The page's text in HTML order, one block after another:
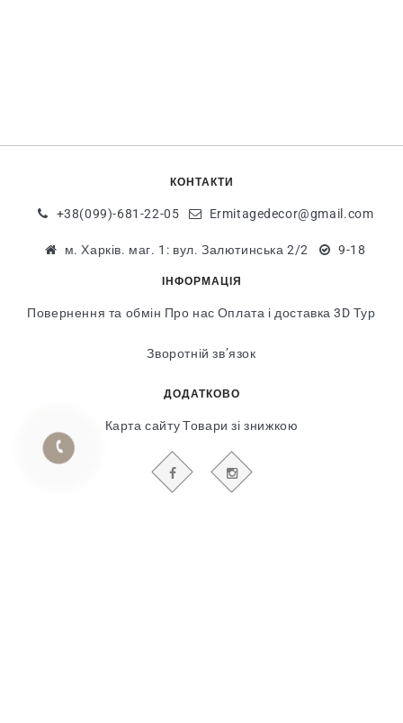
КОНТАКТИ
+38(099)-681-22-05 Ermitagedecor@gmail.com
м. Харків. маг. 1: вул. Залютинська 2/2 9-18
ІНФОРМАЦІЯ
Повернення та обмін Про нас Оплата і доставка 3D Тур
Зворотній зв’язок
ДОДАТКОВО
Карта сайту Товари зі знижкою